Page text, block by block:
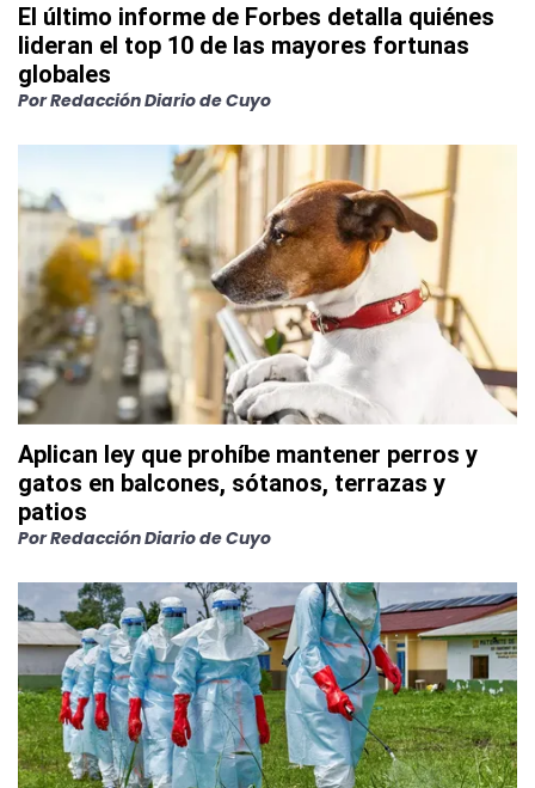
El último informe de Forbes detalla quiénes
lideran el top 10 de las mayores fortunas
globales
PorRedacción Diario de Cuyo
Aplican ley que prohíbe mantener perros y
gatos en balcones, sótanos, terrazas y
patios
PorRedacción Diario de Cuyo